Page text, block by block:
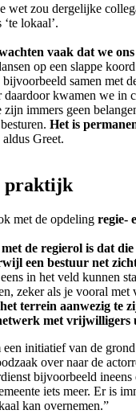
wet zou dergelijke
lokaal’.
vaak dat we
op een slappe
samen met
daardoor kwamen we in
immers geen
Het is
aldus Greet.
praktijk
met de opdeling regie-
de regierol is dat
een bestuur net
in het veld kunnen
zeker als je vooral met
terrein aanwezig te
met vrijwilligers
initiatief van de
over naar de
bijvoorbeeld ineens
iets meer. Er is
kan overnemen.”